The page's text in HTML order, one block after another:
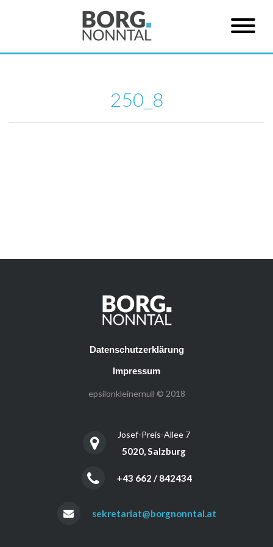
250_8
Datenschutzerklärung
Impressum
epsilonkleinernull © 2018
Josef-Preis-Allee 7
5020, Salzburg
+43 662 / 842434
sekretariat@borgnonntal.at